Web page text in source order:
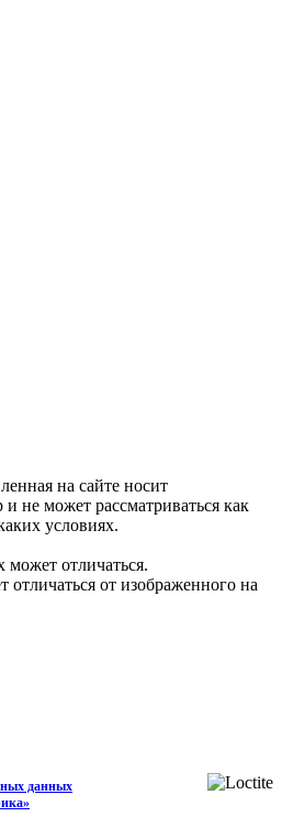
на сайте носит
не может рассматриваться как
условиях.
отличаться.
от изображенного на
данных